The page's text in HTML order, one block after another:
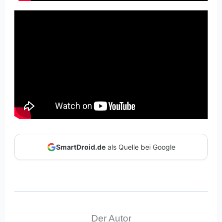
SmartDroid.deals Quelle bei Google
Der Autor